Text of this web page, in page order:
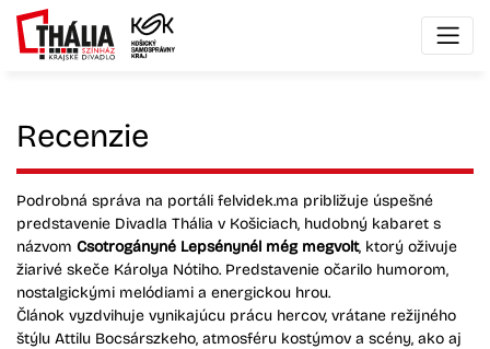
Recenzie
Podrobná správa na portáli felvidek.ma približuje úspešné
predstavenie Divadla Thália v Košiciach, hudobný kabaret s
názvom Csotrogányné Lepsénynél még megvolt, ktorý oživuje
žiarivé skeče Károlya Nótiho. Predstavenie očarilo humorom,
nostalgickými melódiami a energickou hrou.
Článok vyzdvihuje vynikajúcu prácu hercov, vrátane režijného
štýlu Attilu Bocsárszkeho, atmosféru kostýmov a scény, ako aj